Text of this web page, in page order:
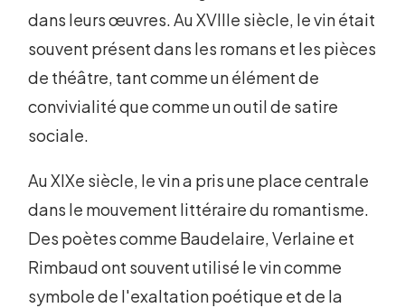
dans leurs œuvres. Au XVIIIe siècle, le vin était
souvent présent dans les romans et les pièces
de théâtre, tant comme un élément de
convivialité que comme un outil de satire
sociale.
Au XIXe siècle, le vin a pris une place centrale
dans le mouvement littéraire du romantisme.
Des poètes comme Baudelaire, Verlaine et
Rimbaud ont souvent utilisé le vin comme
symbole de l'exaltation poétique et de la